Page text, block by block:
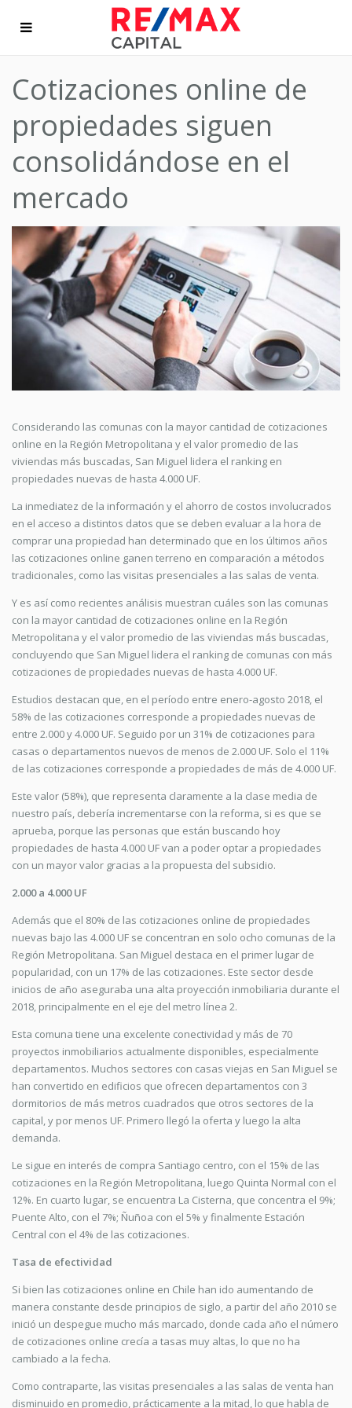
Cotizaciones online de
propiedades siguen
consolidándose en el
mercado
Considerando las comunas con la mayor cantidad de cotizaciones
online en la Región Metropolitana y el valor promedio de las
viviendas más buscadas, San Miguel lidera el ranking en
propiedades nuevas de hasta 4.000 UF.
La inmediatez de la información y el ahorro de costos involucrados
en el acceso a distintos datos que se deben evaluar a la hora de
comprar una propiedad han determinado que en los últimos años
las cotizaciones online ganen terreno en comparación a métodos
tradicionales, como las visitas presenciales a las salas de venta.
Y es así como recientes análisis muestran cuáles son las comunas
con la mayor cantidad de cotizaciones online en la Región
Metropolitana y el valor promedio de las viviendas más buscadas,
concluyendo que San Miguel lidera el ranking de comunas con más
cotizaciones de propiedades nuevas de hasta 4.000 UF.
Estudios destacan que, en el período entre enero-agosto 2018, el
58% de las cotizaciones corresponde a propiedades nuevas de
entre 2.000 y 4.000 UF. Seguido por un 31% de cotizaciones para
casas o departamentos nuevos de menos de 2.000 UF. Solo el 11%
de las cotizaciones corresponde a propiedades de más de 4.000 UF.
Este valor (58%), que representa claramente a la clase media de
nuestro país, debería incrementarse con la reforma, si es que se
aprueba, porque las personas que están buscando hoy
propiedades de hasta 4.000 UF van a poder optar a propiedades
con un mayor valor gracias a la propuesta del subsidio.
2.000 a 4.000 UF
Además que el 80% de las cotizaciones online de propiedades
nuevas bajo las 4.000 UF se concentran en solo ocho comunas de la
Región Metropolitana. San Miguel destaca en el primer lugar de
popularidad, con un 17% de las cotizaciones. Este sector desde
inicios de año aseguraba una alta proyección inmobiliaria durante el
2018, principalmente en el eje del metro línea 2.
Esta comuna tiene una excelente conectividad y más de 70
proyectos inmobiliarios actualmente disponibles, especialmente
departamentos. Muchos sectores con casas viejas en San Miguel se
han convertido en edificios que ofrecen departamentos con 3
dormitorios de más metros cuadrados que otros sectores de la
capital, y por menos UF. Primero llegó la oferta y luego la alta
demanda.
Le sigue en interés de compra Santiago centro, con el 15% de las
cotizaciones en la Región Metropolitana, luego Quinta Normal con el
12%. En cuarto lugar, se encuentra La Cisterna, que concentra el 9%;
Puente Alto, con el 7%; Ñuñoa con el 5% y finalmente Estación
Central con el 4% de las cotizaciones.
Tasa de efectividad
Si bien las cotizaciones online en Chile han ido aumentando de
manera constante desde principios de siglo, a partir del año 2010 se
inició un despegue mucho más marcado, donde cada año el número
de cotizaciones online crecía a tasas muy altas, lo que no ha
cambiado a la fecha.
Como contraparte, las visitas presenciales a las salas de venta han
disminuido en promedio, prácticamente a la mitad, lo que habla de